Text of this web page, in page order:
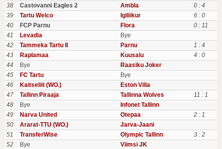
38
Castovanni Eagles 2 Ambla
0 : 4
39
Tartu Welco Igiliikur
6 : 0
40
FCP Parnu Flora
0 : 11
41
Levadia
Bye
42
Tammeka Tartu II Parnu
1 : 4
43
Raplamaa Kuusalu
4 : 0
44
Bye
Raasiku Joker
45
FC Tartu
Bye
46
Kaitseliit (WO.)
Eston Villa
47
Tallinn Piraaja Tallinna Wolves
11 : 1
48
Bye
Infonet Tallinn
49
Narva United Otepaa
2 : 1
50
Ararat-TTU (WO.)
Jarva-Jaani
51
TransferWise Olympic Tallinn
3 : 2
52
Bye
Viimsi JK